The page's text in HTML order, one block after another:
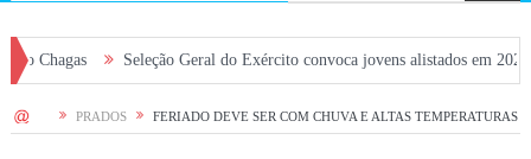
Seleção Geral do Exército convoca jovens alistados em 2026 em
HOME PRADOS FERIADO DEVE SER COM CHUVA E ALTAS TEMPERATURAS